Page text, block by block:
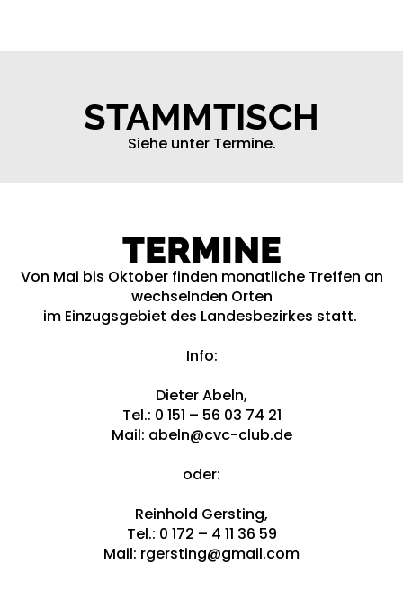
STAMMTISCH
Siehe unter Termine.
TERMINE
Von Mai bis Oktober finden monatliche Treffen an
wechselnden Orten
im Einzugsgebiet des Landesbezirkes statt.
Info:
Dieter Abeln,
Tel.: 0 151 – 56 03 74 21
Mail: abeln@cvc-club.de
oder:
Reinhold Gersting,
Tel.: 0 172 – 4 11 36 59
Mail: rgersting@gmail.com